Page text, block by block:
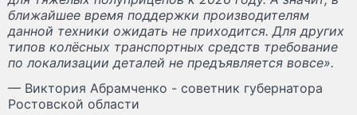
ближайшее время поддержки производителям
данной техники ожидать не приходится. Для других
типов колёсных транспортных средств требование
по локализации деталей не предъявляется вовсе».
— Виктория Абрамченко - советник губернатора
Ростовской области